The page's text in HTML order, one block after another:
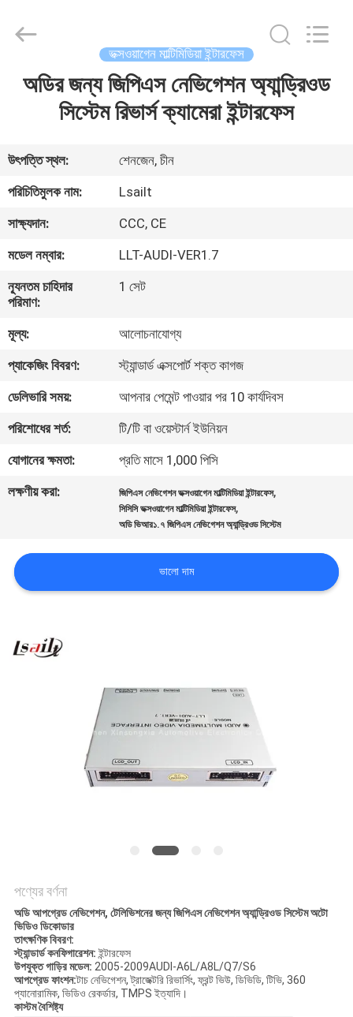
বাড়ি
ভিডিও
আমাদের
সম্পর্কে
ভ্রমণ
মান
নিয়ন্ত্রণ
যোগাযোগ
করুন
খবর
সাইট
PRIVACY
Electron
Co.,Ltd.
ভক্সওয়াগেন মাল্টিমিডিয়া ইন্টারফেস
অডির জন্য জিপিএস নেভিগেশন অ্যান্ড্রিওড
সিস্টেম রিভার্স ক্যামেরা ইন্টারফেস
উৎপত্তি স্থল:
শেনজেন, চীন
পরিচিতিমুলক নাম:
Lsailt
সাক্ষ্যদান:
CCC, CE
মডেল নম্বার:
LLT-AUDI-VER1.7
ন্যূনতম চাহিদার
পরিমাণ:
1 সেট
মূল্য:
আলোচনাযোগ্য
প্যাকেজিং বিবরণ:
স্ট্যান্ডার্ড এক্সপোর্ট শক্ত কাগজ
ডেলিভারি সময়:
আপনার পেমেন্ট পাওয়ার পর 10 কার্যদিবস
পরিশোধের শর্ত:
টি/টি বা ওয়েস্টার্ন ইউনিয়ন
যোগানের ক্ষমতা:
প্রতি মাসে 1,000 পিসি
লক্ষণীয় করা:
জিপিএস নেভিগেশন ভক্সওয়াগেন মাল্টিমিডিয়া ইন্টারফেস,
সিসিসি ভক্সওয়াগেন মাল্টিমিডিয়া ইন্টারফেস,
অডি ভিআর১.৭ জিপিএস নেভিগেশন অ্যান্ড্রিওড সিস্টেম
ভালো দাম
পণ্যের বর্ণনা
অডি আপগ্রেড নেভিগেশন, টেলিভিশনের জন্য জিপিএস নেভিগেশন অ্যান্ড্রিওড সিস্টেম অটো
ভিডিও ডিকোডার
তাৎক্ষণিক বিবরণ:
স্ট্যান্ডার্ড কনফিগারেশন: ইন্টারফেস
উপযুক্ত গাড়ির মডেল: 2005-2009AUDI-A6L/A8L/Q7/S6
আপগ্রেড ফাংশন:টাচ নেভিগেশন, ট্রাজেক্টরি রিভার্সিং, ফ্রন্ট ভিউ, ডিভিডি, টিভি, 360
প্যানোরামিক, ভিডিও রেকর্ডার, TMPS ইত্যাদি।
কাস্টম বৈশিষ্ট্য